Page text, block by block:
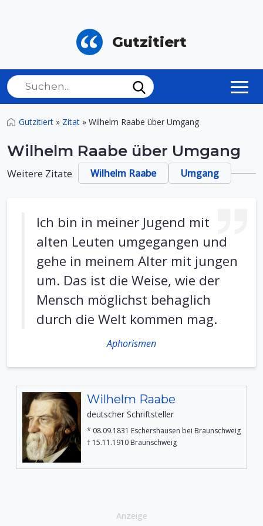
Gutzitiert
Gutzitiert » Zitat » Wilhelm Raabe über Umgang
Wilhelm Raabe über Umgang
Weitere Zitate Wilhelm Raabe Umgang
Ich bin in meiner Jugend mit
alten Leuten umgegangen und
gehe in meinem Alter mit jungen
um. Das ist die Weise, wie der
Mensch möglichst behaglich
durch die Welt kommen mag.
Aphorismen
Wilhelm Raabe
deutscher Schriftsteller
* 08.09.1831 Eschershausen bei Braunschweig
† 15.11.1910 Braunschweig
Anzeige